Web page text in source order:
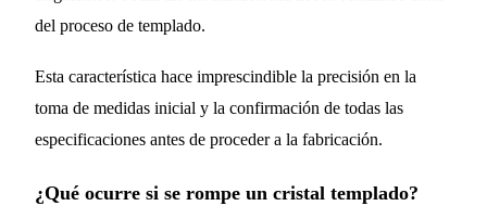
del proceso de templado.
Esta característica hace imprescindible la precisión en la
toma de medidas inicial y la confirmación de todas las
especificaciones antes de proceder a la fabricación.
¿Qué ocurre si se rompe un cristal templado?